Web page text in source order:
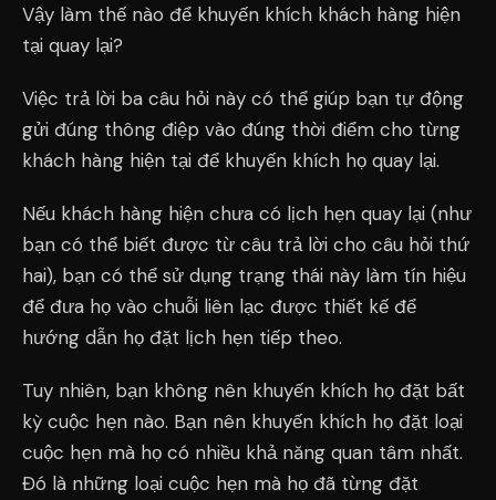
Vậy làm thế nào để khuyến khích khách hàng hiện
tại quay lại?
Việc trả lời ba câu hỏi này có thể giúp bạn tự động
gửi đúng thông điệp vào đúng thời điểm cho từng
khách hàng hiện tại để khuyến khích họ quay lại.
Nếu khách hàng hiện chưa có lịch hẹn quay lại (như
bạn có thể biết được từ câu trả lời cho câu hỏi thứ
hai), bạn có thể sử dụng trạng thái này làm tín hiệu
để đưa họ vào chuỗi liên lạc được thiết kế để
hướng dẫn họ đặt lịch hẹn tiếp theo.
Tuy nhiên, bạn không nên khuyến khích họ đặt bất
kỳ cuộc hẹn nào. Bạn nên khuyến khích họ đặt loại
cuộc hẹn mà họ có nhiều khả năng quan tâm nhất.
Đó là những loại cuộc hẹn mà họ đã từng đặt